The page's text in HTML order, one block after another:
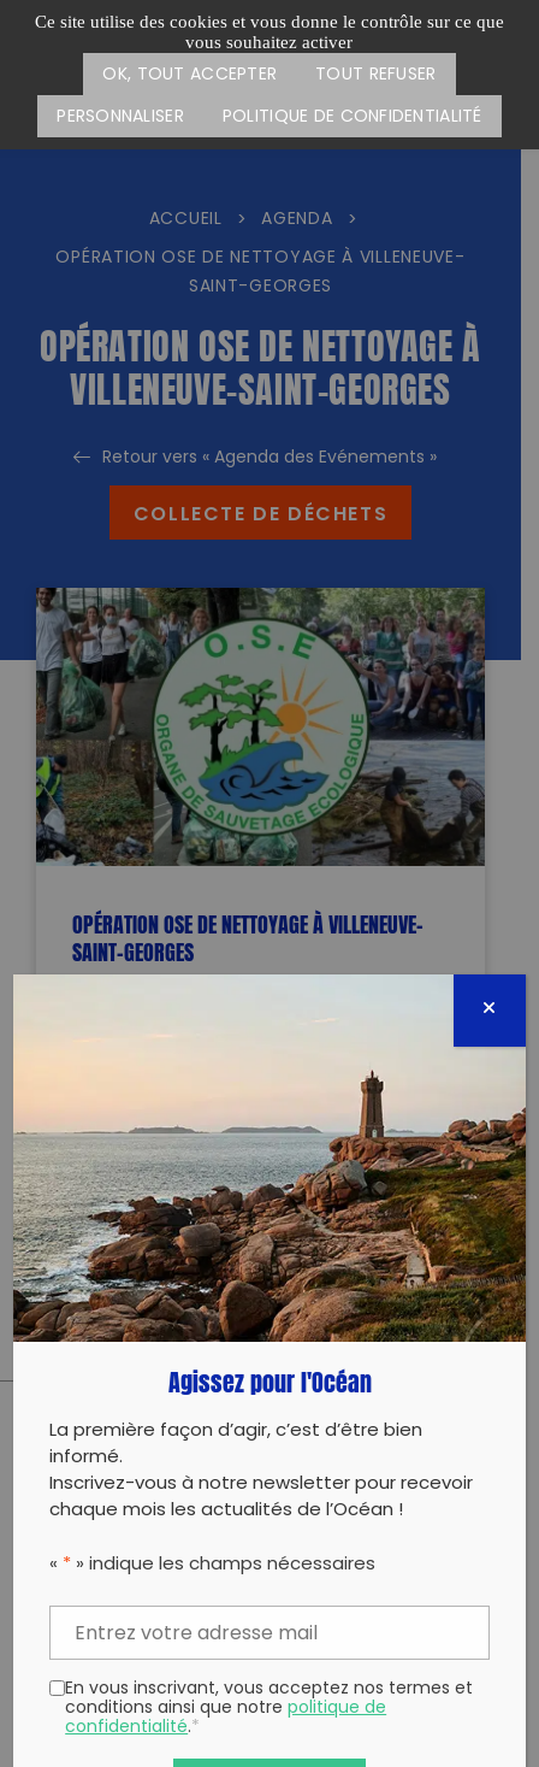
Ce site utilise des cookies et vous donne le contrôle sur ce que
vous souhaitez activer
OK, TOUT ACCEPTER
TOUT REFUSER
PERSONNALISER
POLITIQUE DE CONFIDENTIALITÉ
Passer
Menu
CARTE DES ACTIONS FAIRE UN DON
ACCUEIL > AGENDA
>
OPÉRATION OSE DE NETTOYAGE À VILLENEUVE-
SAINT-GEORGES
OPÉRATION OSE DE NETTOYAGE À
VILLENEUVE-SAINT-GEORGES
Retour vers « Agenda des Evénements »
COLLECTE DE DÉCHETS
OPÉRATION OSE DE NETTOYAGE À VILLENEUVE-
SAINT-GEORGES
rue du port 94190 Villeneuve Saint
94190 Villeneuve-Saint-Georges
11 décembre 2022 - 09:00 à 12:00
contact@oseonline.fr
0613839471
Évènement proposé par :
OSE Organe de Sauvetage Ecologique
PARTAGER CET ARTICLE:
Partager sur Facebook
Partager sur
Twitter
Envoyer à
Agissez pour l'Océan
La première façon d’agir, c’est d’être bien
informé.
Inscrivez-vous à notre newsletter pour recevoir
chaque mois les actualités de l’Océan !
« * » indique les champs nécessaires
En vous inscrivant, vous acceptez nos termes et
conditions ainsi que notrepolitique de
confidentialité.*